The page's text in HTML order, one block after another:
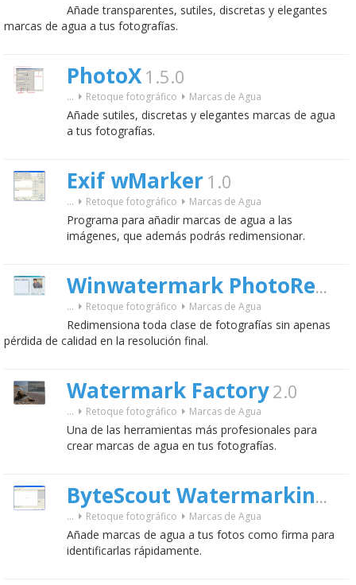
Añade transparentes, sutiles, discretas y elegantes
marcas de agua a tus fotografías.
PhotoX 1.5.0
... Retoque fotográfico Marcas de Agua
Añade sutiles, discretas y elegantes marcas de agua
a tus fotografías.
Exif wMarker 1.0
... Retoque fotográfico Marcas de Agua
Programa para añadir marcas de agua a las
imágenes, que además podrás redimensionar.
Winwatermark PhotoResizer
... Retoque fotográfico Marcas de Agua
Redimensiona toda clase de fotografías sin apenas
pérdida de calidad en la resolución final.
Watermark Factory2.0
... Retoque fotográfico Marcas de Agua
Una de las herramientas más profesionales para
crear marcas de agua en tus fotografías.
ByteScout Watermarking
... Retoque fotográfico Marcas de Agua
Añade marcas de agua a tus fotos como firma para
identificarlas rápidamente.